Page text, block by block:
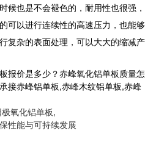
候也是不会褪色的，耐用性也很强，
可以进行连续性的高速压力，也能够
复杂的表面处理，可以大大的缩减产
报价是多少？赤峰氧化铝单板质量怎
接赤峰铝单板,赤峰木纹铝单板,赤峰
极氧化铝单板,
性能与可持续发展